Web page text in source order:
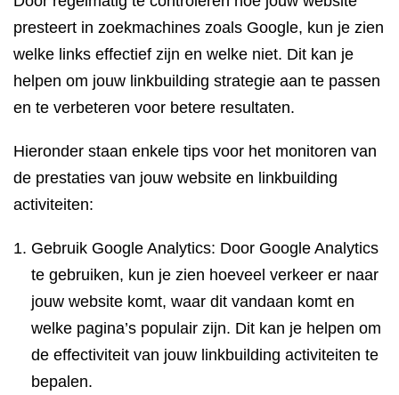
presteert in zoekmachines zoals Google, kun je zien
welke links effectief zijn en welke niet. Dit kan je
helpen om jouw linkbuilding strategie aan te passen
en te verbeteren voor betere resultaten.
Hieronder staan ​​enkele tips voor het monitoren van
de prestaties van jouw website en linkbuilding
activiteiten:
Gebruik Google Analytics: Door Google Analytics
te gebruiken, kun je zien hoeveel verkeer er naar
jouw website komt, waar dit vandaan komt en
welke pagina’s populair zijn. Dit kan je helpen om
de effectiviteit van jouw linkbuilding activiteiten te
bepalen.